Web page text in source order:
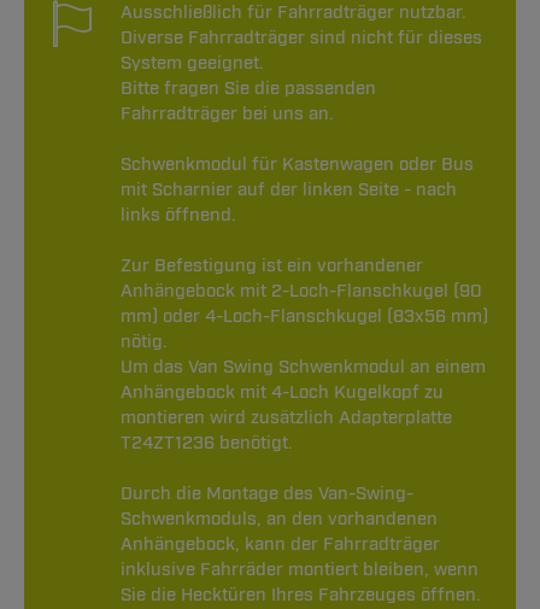
Ausschließlich für Fahrradträger nutzbar.
Diverse Fahrradträger sind nicht für dieses
System geeignet.
Bitte fragen Sie die passenden
Fahrradträger bei uns an.
Schwenkmodul für Kastenwagen oder Bus
mit Scharnier auf der linken Seite - nach
links öffnend.
Zur Befestigung ist ein vorhandener
Anhängebock mit 2-Loch-Flanschkugel (90
mm) oder 4-Loch-Flanschkugel (83x56 mm)
nötig.
Um das Van Swing Schwenkmodul an einem
Anhängebock mit 4-Loch Kugelkopf zu
montieren wird zusätzlich Adapterplatte
T24ZT1236 benötigt.
Durch die Montage des Van-Swing-
Schwenkmoduls, an den vorhandenen
Anhängebock, kann der Fahrradträger
inklusive Fahrräder montiert bleiben, wenn
Sie die Hecktüren Ihres Fahrzeuges öffnen.